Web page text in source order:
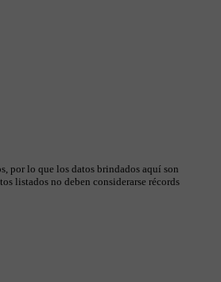
por lo que los datos brindados aquí son
listados no deben considerarse récords